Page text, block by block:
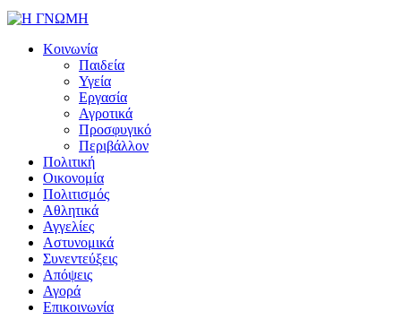
Κοινωνία
Παιδεία
Υγεία
Εργασία
Αγροτικά
Προσφυγικό
Περιβάλλον
Πολιτική
Οικονομία
Πολιτισμός
Αθλητικά
Αγγελίες
Αστυνομικά
Συνεντεύξεις
Απόψεις
Αγορά
Επικοινωνία